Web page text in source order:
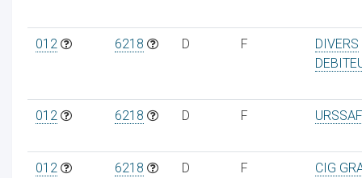
012 6218 D F
DIVERS
012 6218 D F
012 6218 D F
CIG